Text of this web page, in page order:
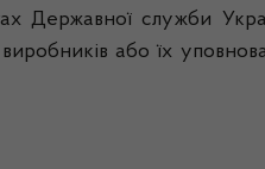
служби
або їх